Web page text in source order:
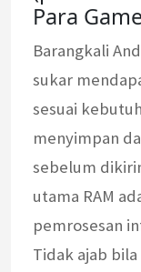
Para
Barangkali
sukar
sesuai
menyimpan
sebelum
utama RAM
pemrosesan
Tidak ajab